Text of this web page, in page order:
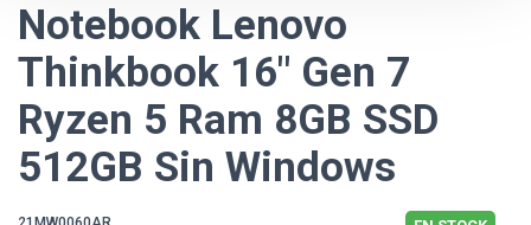
Notebook Lenovo
Thinkbook 16" Gen 7
Ryzen 5 Ram 8GB SSD
512GB Sin Windows